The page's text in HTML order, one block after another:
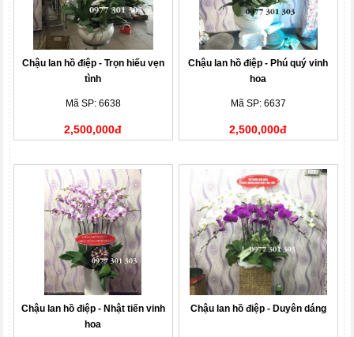
Chậu lan hồ điệp - Trọn hiếu vẹn
tình
Mã SP: 6638
2,500,000đ
Chậu lan hồ điệp - Phú quý vinh
hoa
Mã SP: 6637
2,500,000đ
Chậu lan hồ điệp - Nhật tiến vinh
hoa
Chậu lan hồ điệp - Duyên dáng